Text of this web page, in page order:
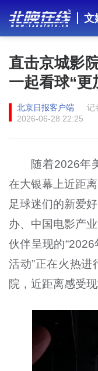
文
直击京城影
一起看球“更
北京日报客户端
记
2026-06-28 22:25
随着2026年
在大银幕上近距
足球迷们的新爱
办、中国电影产
伙伴呈现的
活动”正在火热
院，近距离感受现